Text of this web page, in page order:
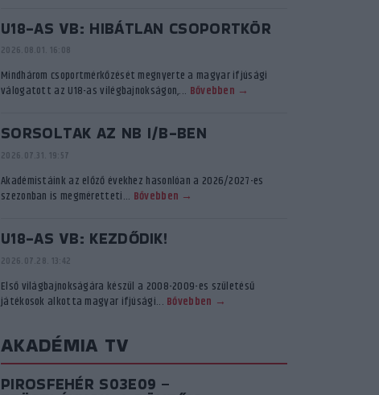
U18-AS VB: HIBÁTLAN CSOPORTKÖR
2026.08.01. 16:08
Mindhárom csoportmérkőzését megnyerte a magyar ifjúsági
válogatott az U18-as vilégbajnokságon,... Bővebben →
SORSOLTAK AZ NB I/B-BEN
2026.07.31. 19:57
Akadémistáink az előző évekhez hasonlóan a 2026/2027-es
szezonban is megméretteti... Bővebben →
U18-AS VB: KEZDŐDIK!
2026.07.28. 13:42
Első világbajnokságára készül a 2008-2009-es születésű
játékosok alkotta magyar ifjúsági... Bővebben →
AKADÉMIA TV
PIROSFEHÉR S03E09 –